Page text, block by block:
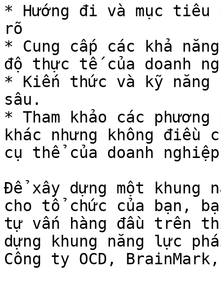
* Hướng đi và mục
rõ
* Cung cấp các khả
độ thực tế của doanh
* Kiến thức và kỹ năng
sâu.
* Tham khảo các
khác nhưng không điều
cụ thể của doanh
Để xây dựng một khung
cho tổ chức của bạn,
tự vấn hàng đầu trên
dựng khung năng lực
Công ty OCD,